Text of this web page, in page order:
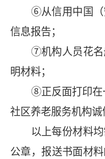
⑥从信用中国
信息报告；
⑦机构人员花
明材料；
⑧正反面打印在
社区养老服务机构
以上每份材料
公章，报送书面材